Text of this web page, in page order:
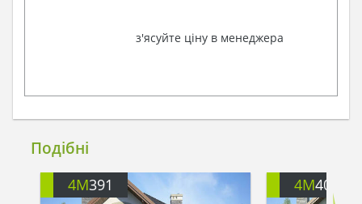
з'ясуйте ціну в менеджера
Подібні
4M391 4M401